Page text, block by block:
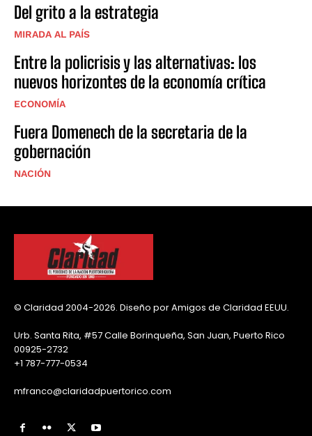
Del grito a la estrategia
MIRADA AL PAÍS
Entre la policrisis y las alternativas: los
nuevos horizontes de la economía crítica
ECONOMÍA
Fuera Domenech de la secretaria de la
gobernación
NACIÓN
© Claridad 2004-2026. Diseño por Amigos de Claridad EEUU.
Urb. Santa Rita, #57 Calle Borinqueña, San Juan, Puerto Rico
00925-2732
+1 787-777-0534
mfranco@claridadpuertorico.com